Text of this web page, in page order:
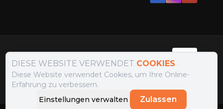
Zahlungsmethoden:
Liefermethoden:
DIESE WEBSITE VERWENDET COOKIES
Diese Website verwendet Cookies, um Ihre Online-
Erfahrung zu verbessern.
Einstellungen verwalten
Zulassen